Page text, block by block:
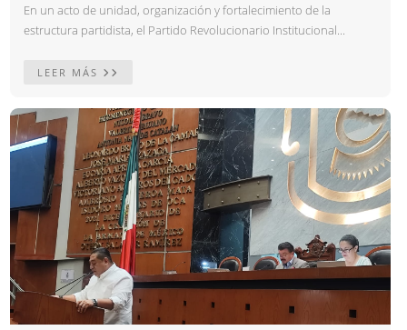
En un acto de unidad, organización y fortalecimiento de la
estructura partidista, el Partido Revolucionario Institucional...
LEER MÁS